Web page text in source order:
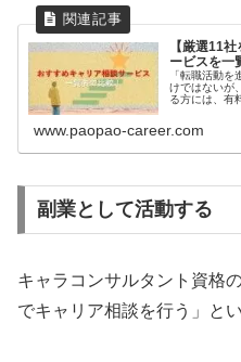
【厳選11
ービスを一
「転職活動
けではないが
る方には、有
転職エージ
www.paopao-career.com
副業として活動する
キャラコンサルタント資格
でキャリア相談を行う」と